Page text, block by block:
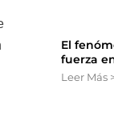
El
fuerza
Leer Más